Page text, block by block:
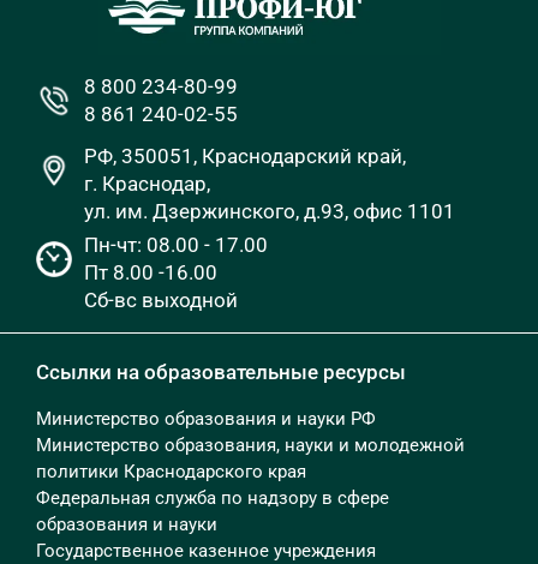
8 800 234-80-99
8 861 240-02-55
РФ, 350051, Краснодарский край,
г. Краснодар,
ул. им. Дзержинского, д.93, офис 1101
Пн-чт: 08.00 - 17.00
Пт 8.00 -16.00
Сб-вс выходной
Ссылки на образовательные ресурсы
Министерство образования и науки РФ
Министерство образования, науки и молодежной
политики Краснодарского края
Федеральная служба по надзору в сфере
образования и науки
Государственное казенное учреждения